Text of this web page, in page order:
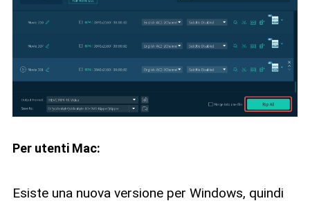
Per utenti Mac:
Esiste una nuova versione per Windows, quindi